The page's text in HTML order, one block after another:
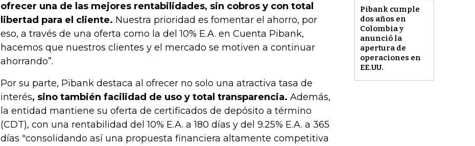
Pibank cumple
dos años en
Colombia y
anunció la
apertura de
operaciones en
EE.UU.
ofrecer una de las mejores rentabilidades, sin cobros y con total
libertad para el cliente. Nuestra prioridad es fomentar el ahorro, por
eso, a través de una oferta como la del 10% E.A. en Cuenta Pibank,
hacemos que nuestros clientes y el mercado se motiven a continuar
ahorrando”.
Por su parte, Pibank destaca al ofrecer no solo una atractiva tasa de
interés, sino también facilidad de uso y total transparencia. Además,
la entidad mantiene su oferta de certificados de depósito a término
(CDT), con una rentabilidad del 10% E.A. a 180 días y del 9.25% E.A. a 365
días "consolidando así una propuesta financiera altamente competitiva